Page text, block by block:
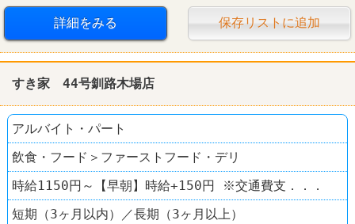
髪型自由 ピザ
詳細をみる 保存リストに追加
すき家 44号釧路木場店
アルバイト・パート
飲食・フード＞ファーストフード・デリ
時給1150円～【早朝】時給+150円 ※交通費支．．．
短期（3ヶ月以内）／長期（3ヶ月以上）